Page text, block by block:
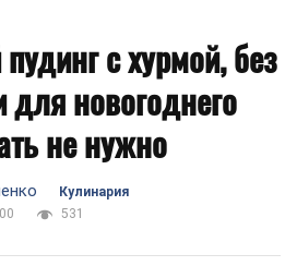
с хурмой, без
для новогоднего
не нужно
Кулинария
531